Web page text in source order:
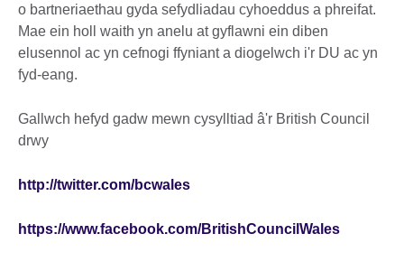
o bartneriaethau gyda sefydliadau cyhoeddus a phreifat.
Mae ein holl waith yn anelu at gyflawni ein diben
elusennol ac yn cefnogi ffyniant a diogelwch i'r DU ac yn
fyd-eang.
Gallwch hefyd gadw mewn cysylltiad â'r British Council
drwy
http://twitter.com/bcwales
https://www.facebook.com/BritishCouncilWales